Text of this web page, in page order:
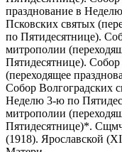
празднование в
Псковских святых
по Пятидесятнице).
митрополии
Пятидесятнице).
(переходящее
Собор Волгоградских
Неделю 3-ю по
митрополии
Пятидесятнице)*.
(1918). Ярославской